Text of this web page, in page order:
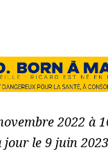
2022 à
jour le 9 juin